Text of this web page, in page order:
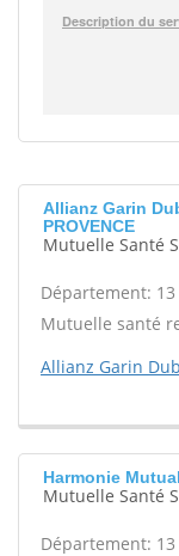
Allianz Garin
PROVENCE
Mutuelle Santé
Département: 13
Mutuelle santé
Allianz Garin
Harmonie
Mutuelle Santé
Département: 13